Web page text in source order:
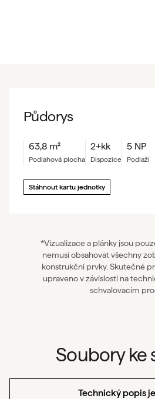
Půdorys
63,8 m²
podlahová plocha
2+kk
dispozice
5 NP
podlaží
Stáhnout kartu jednotky
*Vizualizace a plánky jsou
nemusí obsahovat všechny
konstrukční prvky. Skutečné
upraveno v závislosti na
schvalovacím
Soubory ke
Technický popis